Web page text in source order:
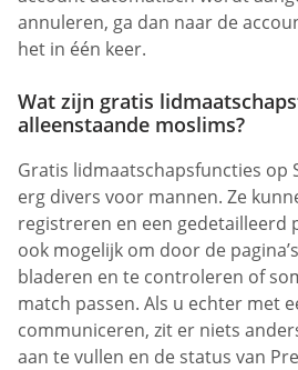
annuleren, ga dan naar de
het in één keer.
Wat zijn gratis
alleenstaande moslims?
Gratis lidmaatschapsfuncties op
erg divers voor mannen. Ze
registreren en een gedetailleerd
ook mogelijk om door de
bladeren en te controleren of
match passen. Als u echter met
communiceren, zit er niets
aan te vullen en de status van